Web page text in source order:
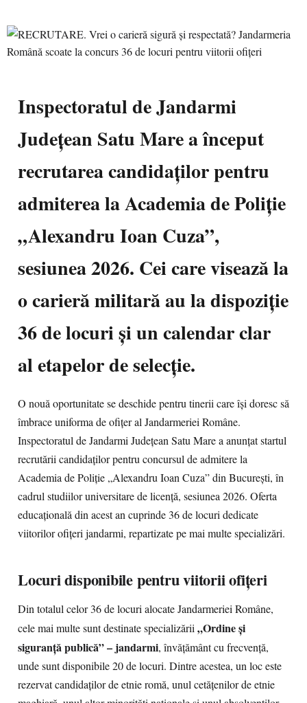
Inspectoratul de Jandarmi
Județean Satu Mare a început
recrutarea candidaților pentru
admiterea la Academia de Poliție
„Alexandru Ioan Cuza”,
sesiunea 2026. Cei care visează la
o carieră militară au la dispoziție
36 de locuri și un calendar clar
al etapelor de selecție.
O nouă oportunitate se deschide pentru tinerii care își doresc să
îmbrace uniforma de ofițer al Jandarmeriei Române.
Inspectoratul de Jandarmi Județean Satu Mare a anunțat startul
recrutării candidaților pentru concursul de admitere la
Academia de Poliție „Alexandru Ioan Cuza” din București, în
cadrul studiilor universitare de licență, sesiunea 2026. Oferta
educațională din acest an cuprinde 36 de locuri dedicate
viitorilor ofițeri jandarmi, repartizate pe mai multe specializări.
Locuri disponibile pentru viitorii ofițeri
Din totalul celor 36 de locuri alocate Jandarmeriei Române,
cele mai multe sunt destinate specializării„Ordine și
siguranță publică” – jandarmi, învățământ cu frecvență,
unde sunt disponibile 20 de locuri. Dintre acestea, un loc este
rezervat candidaților de etnie romă, unul cetățenilor de etnie